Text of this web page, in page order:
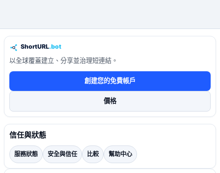
以全球覆蓋建立、分享並治理短連結。
創建您的免費帳戶
價格
信任與狀態
服務狀態 安全與信任 比較 幫助中心